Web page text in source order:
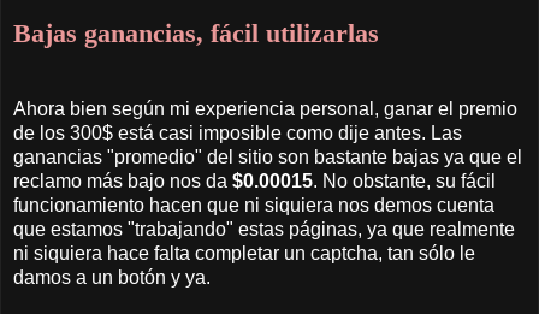
Bajas ganancias, fácil utilizarlas
Ahora bien según mi experiencia personal, ganar el premio
de los 300$ está casi imposible como dije antes. Las
ganancias "promedio" del sitio son bastante bajas ya que el
reclamo más bajo nos da $0.00015. No obstante, su fácil
funcionamiento hacen que ni siquiera nos demos cuenta
que estamos "trabajando" estas páginas, ya que realmente
ni siquiera hace falta completar un captcha, tan sólo le
damos a un botón y ya.